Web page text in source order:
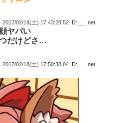
2017/02/18(土) 17:43:28.52 ID:___.net
ヤバい
だけどさ…
2017/02/18(土) 17:50:38.04 ID:___.net